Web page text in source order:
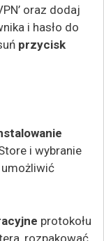
oraz dodaj
i hasło do
przycisk
i wybranie
umożliwić
protokołu
rozpakować